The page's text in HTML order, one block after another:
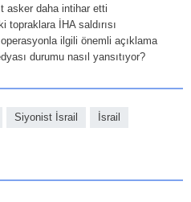
asker daha intihar etti
topraklara İHA saldırısı
operasyonla ilgili önemli açıklama
durumu nasıl yansıtıyor?
Siyonist İsrail İsrail